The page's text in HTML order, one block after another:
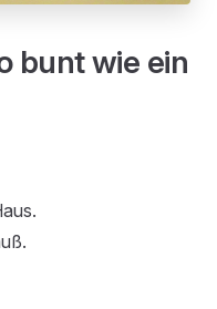
bunt wie ein